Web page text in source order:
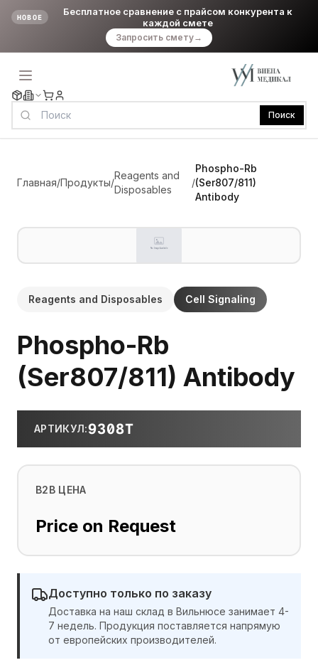
НОВОЕ
Бесплатное сравнение с прайсом конкурента к
каждой смете
Запросить смету→
Поиск
Главная/Продукты/
Reagents and
Disposables
/
Phospho-Rb
(Ser807/811)
Antibody
Reagents and Disposables Cell Signaling
Phospho-Rb
(Ser807/811) Antibody
АРТИКУЛ:9308T
B2B ЦЕНА
Price on Request
Доступно только по заказу
Доставка на наш склад в Вильнюсе занимает 4-
7 недель. Продукция поставляется напрямую
от европейских производителей.